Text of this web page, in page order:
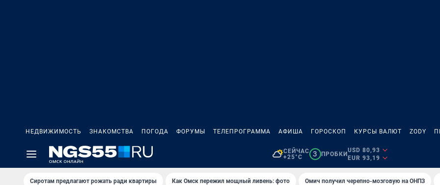
НЕДВИЖИМОСТЬ ЗНАКОМСТВА ПОГОДА ФОРУМЫ ТЕЛЕПРОГРАММА АФИША ГОРОСКОП КУРСЫ ВАЛЮТ ZODY
СЕЙЧАС
+25°C
3 ПРОБКИ
USD 80,93
EUR 93,19
Сиротам предлагают рожать ради квартиры Как Омск пережил мощный ливень: фото Омич получил черепно-мозговую на ОНПЗ